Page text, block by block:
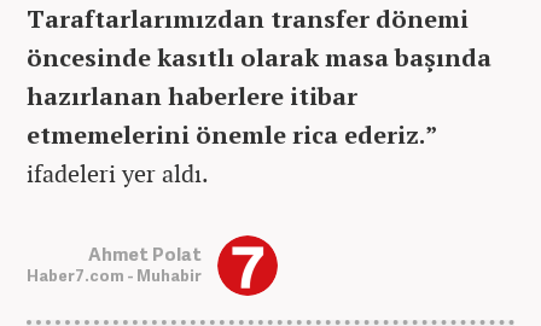
Taraftarlarımızdan transfer dönemi
öncesinde kasıtlı olarak masa başında
hazırlanan haberlere itibar
etmemelerini önemle rica ederiz.”
ifadeleri yer aldı.
Ahmet Polat
Haber7.com - Muhabir